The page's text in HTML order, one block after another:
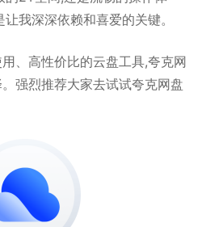
我深深依赖和喜爱的关键。
、高性价比的云盘工具,夸克网
强烈推荐大家去试试夸克网盘